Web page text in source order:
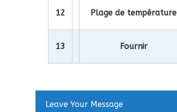
12 Plage de température
13 Fournir
Leave Your Message